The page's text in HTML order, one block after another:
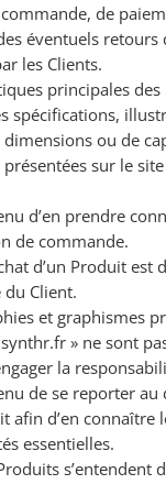
de
éventuels retours
les Clients.
principales
spécifications,
ou de
sur le
d’en prendre
de commande.
d’un Produit est
Client.
et graphismes
» ne sont
la
de se reporter au
afin d’en connaître
essentielles.
s’entendent